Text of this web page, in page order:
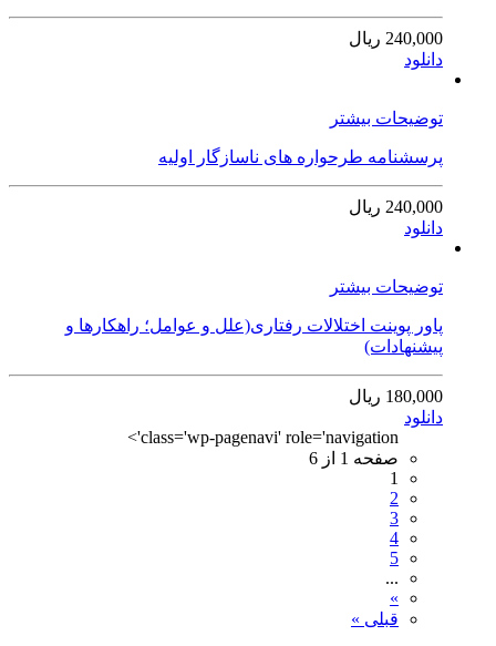
240,000 ریال
دانلود
توضیحات بیشتر
پرسشنامه طرحواره های ناسازگار اولیه
240,000 ریال
دانلود
توضیحات بیشتر
پاور پوینت اختلالات رفتاری(علل و عوامل؛ راهکارها و
پیشنهادات)
180,000 ریال
دانلود
class='wp-pagenavi' role='navigation'>
صفحه 1 از 6
1
2
3
4
5
...
»
قبلی »